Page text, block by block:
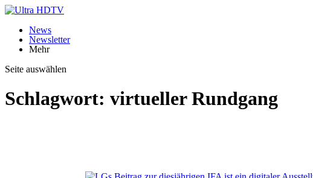
News
Newsletter
Mehr
Seite auswählen
Schlagwort: virtueller Rundgang